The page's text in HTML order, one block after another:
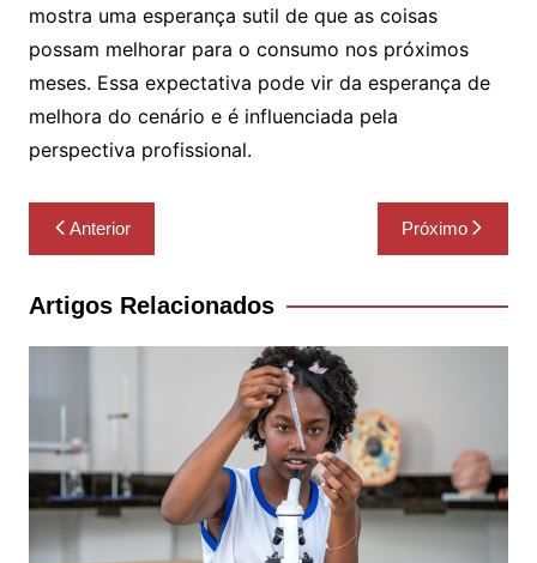
mostra uma esperança sutil de que as coisas
possam melhorar para o consumo nos próximos
meses. Essa expectativa pode vir da esperança de
melhora do cenário e é influenciada pela
perspectiva profissional.
Navegação
de
Post
Anterior Próximo
Artigos Relacionados